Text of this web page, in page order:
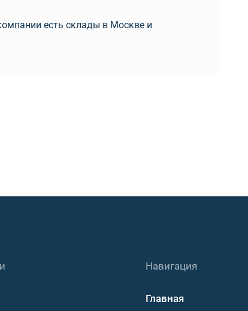
есть склады в Москве и
Навигация
Главная